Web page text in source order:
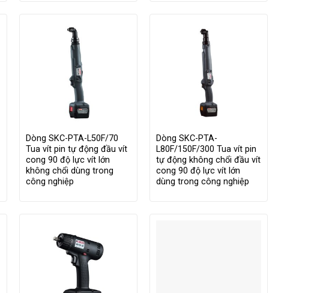
Dòng SKC-PTA-L50F/70
Tua vít pin tự động đầu vít
cong 90 độ lực vít lớn
không chổi dùng trong
công nghiệp
Dòng SKC-PTA-
L80F/150F/300 Tua vít pin
tự động không chổi đầu vít
cong 90 độ lực vít lớn
dùng trong công nghiệp